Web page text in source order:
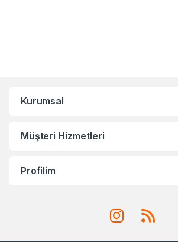
Kurumsal
Müşteri Hizmetleri
Profilim